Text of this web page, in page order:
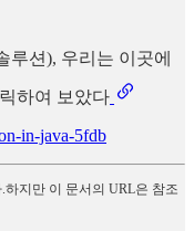
루션), 우리는 이곳에
하여 보았다
in-java-5fdb
지만 이 문서의 URL은 참조